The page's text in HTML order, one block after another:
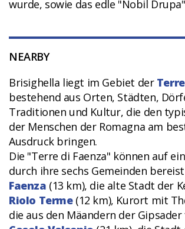
wurde, sowie das edle "Nobil
NEARBY
Brisighella liegt im Gebiet der
bestehend aus Orten, Städten,
Traditionen und Kultur, die den
der Menschen der Romagna am
Ausdruck bringen.
Die "Terre di Faenza" können auf
durch ihre sechs Gemeinden
Faenza (13 km), die alte Stadt der
Riolo Terme(12 km), Kurort mit
die aus den Mäandern der